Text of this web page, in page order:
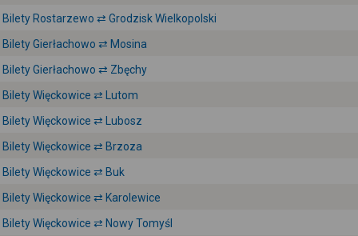
Bilety Rostarzewo ⇄ Grodzisk Wielkopolski
Bilety Gierłachowo ⇄ Mosina
Bilety Gierłachowo ⇄ Zbęchy
Bilety Więckowice ⇄ Lutom
Bilety Więckowice ⇄ Lubosz
Bilety Więckowice ⇄ Brzoza
Bilety Więckowice ⇄ Buk
Bilety Więckowice ⇄ Karolewice
Bilety Więckowice ⇄ Nowy Tomyśl